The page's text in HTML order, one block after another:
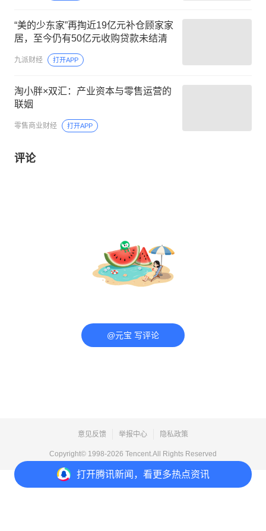
打开腾讯新闻，看更多热点资讯
“美的少东家”再掏近19亿元补仓顾家家
居，至今仍有50亿元收购贷款未结清
九派财经 打开APP
淘小胖×双汇：产业资本与零售运营的
联姻
零售商业财经 打开APP
评论
@元宝 写评论
意见反馈 举报中心 隐私政策
Copyright© 1998-2026 Tencent.All Rights Reserved